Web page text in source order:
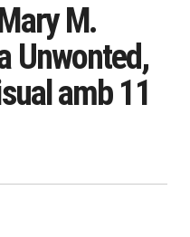
M.
Unwonted,
amb 11